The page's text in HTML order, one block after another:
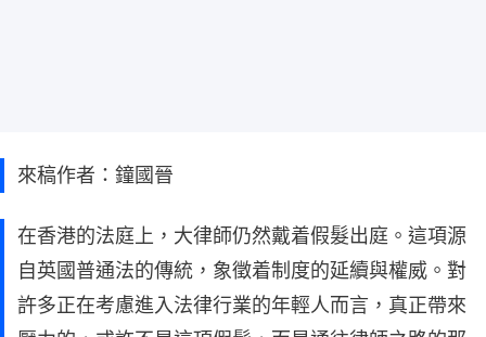
來稿作者：鐘國晉
在香港的法庭上，大律師仍然戴着假髮出庭。這項源
自英國普通法的傳統，象徵着制度的延續與權威。對
許多正在考慮進入法律行業的年輕人而言，真正帶來